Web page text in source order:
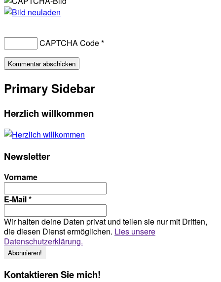
CAPTCHA Code*
Primary Sidebar
Herzlich willkommen
Newsletter
Vorname
E-Mail*
Wir halten deine Daten privat und teilen sie nur mit Dritten,
die diesen Dienst ermöglichen. Lies unsere
Datenschutzerklärung.
Kontaktieren Sie mich!